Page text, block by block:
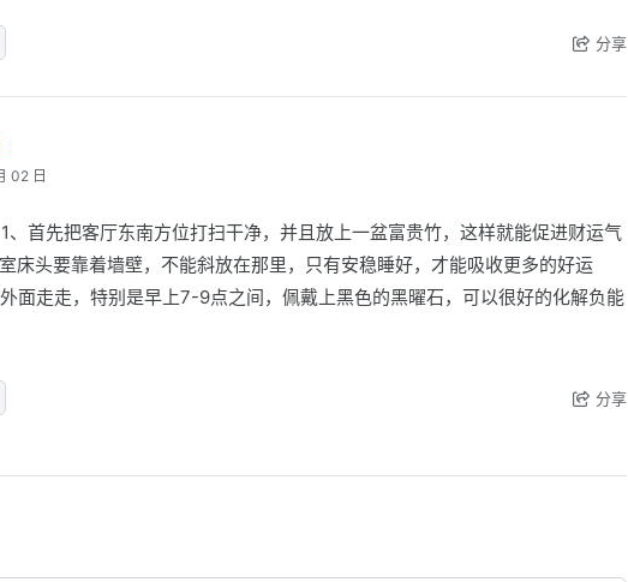
分享
02 日
、首先把客厅东南方位打扫干净，并且放上一盆富贵竹，这样就能促进财运气
床头要靠着墙壁，不能斜放在那里，只有安稳睡好，才能吸收更多的好运
面走走，特别是早上7-9点之间，佩戴上黑色的黑曜石，可以很好的化解负能
分享